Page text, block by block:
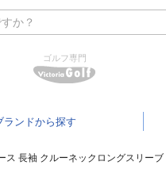
ゴルフ専門
ランド
ス 長袖 クルーネックロングスリー